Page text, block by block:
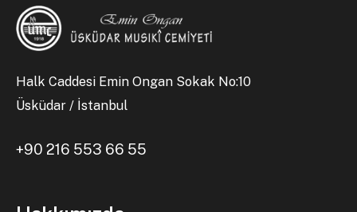
Halk Caddesi Emin Ongan Sokak No:10
Üsküdar / İstanbul
+90 216 553 66 55